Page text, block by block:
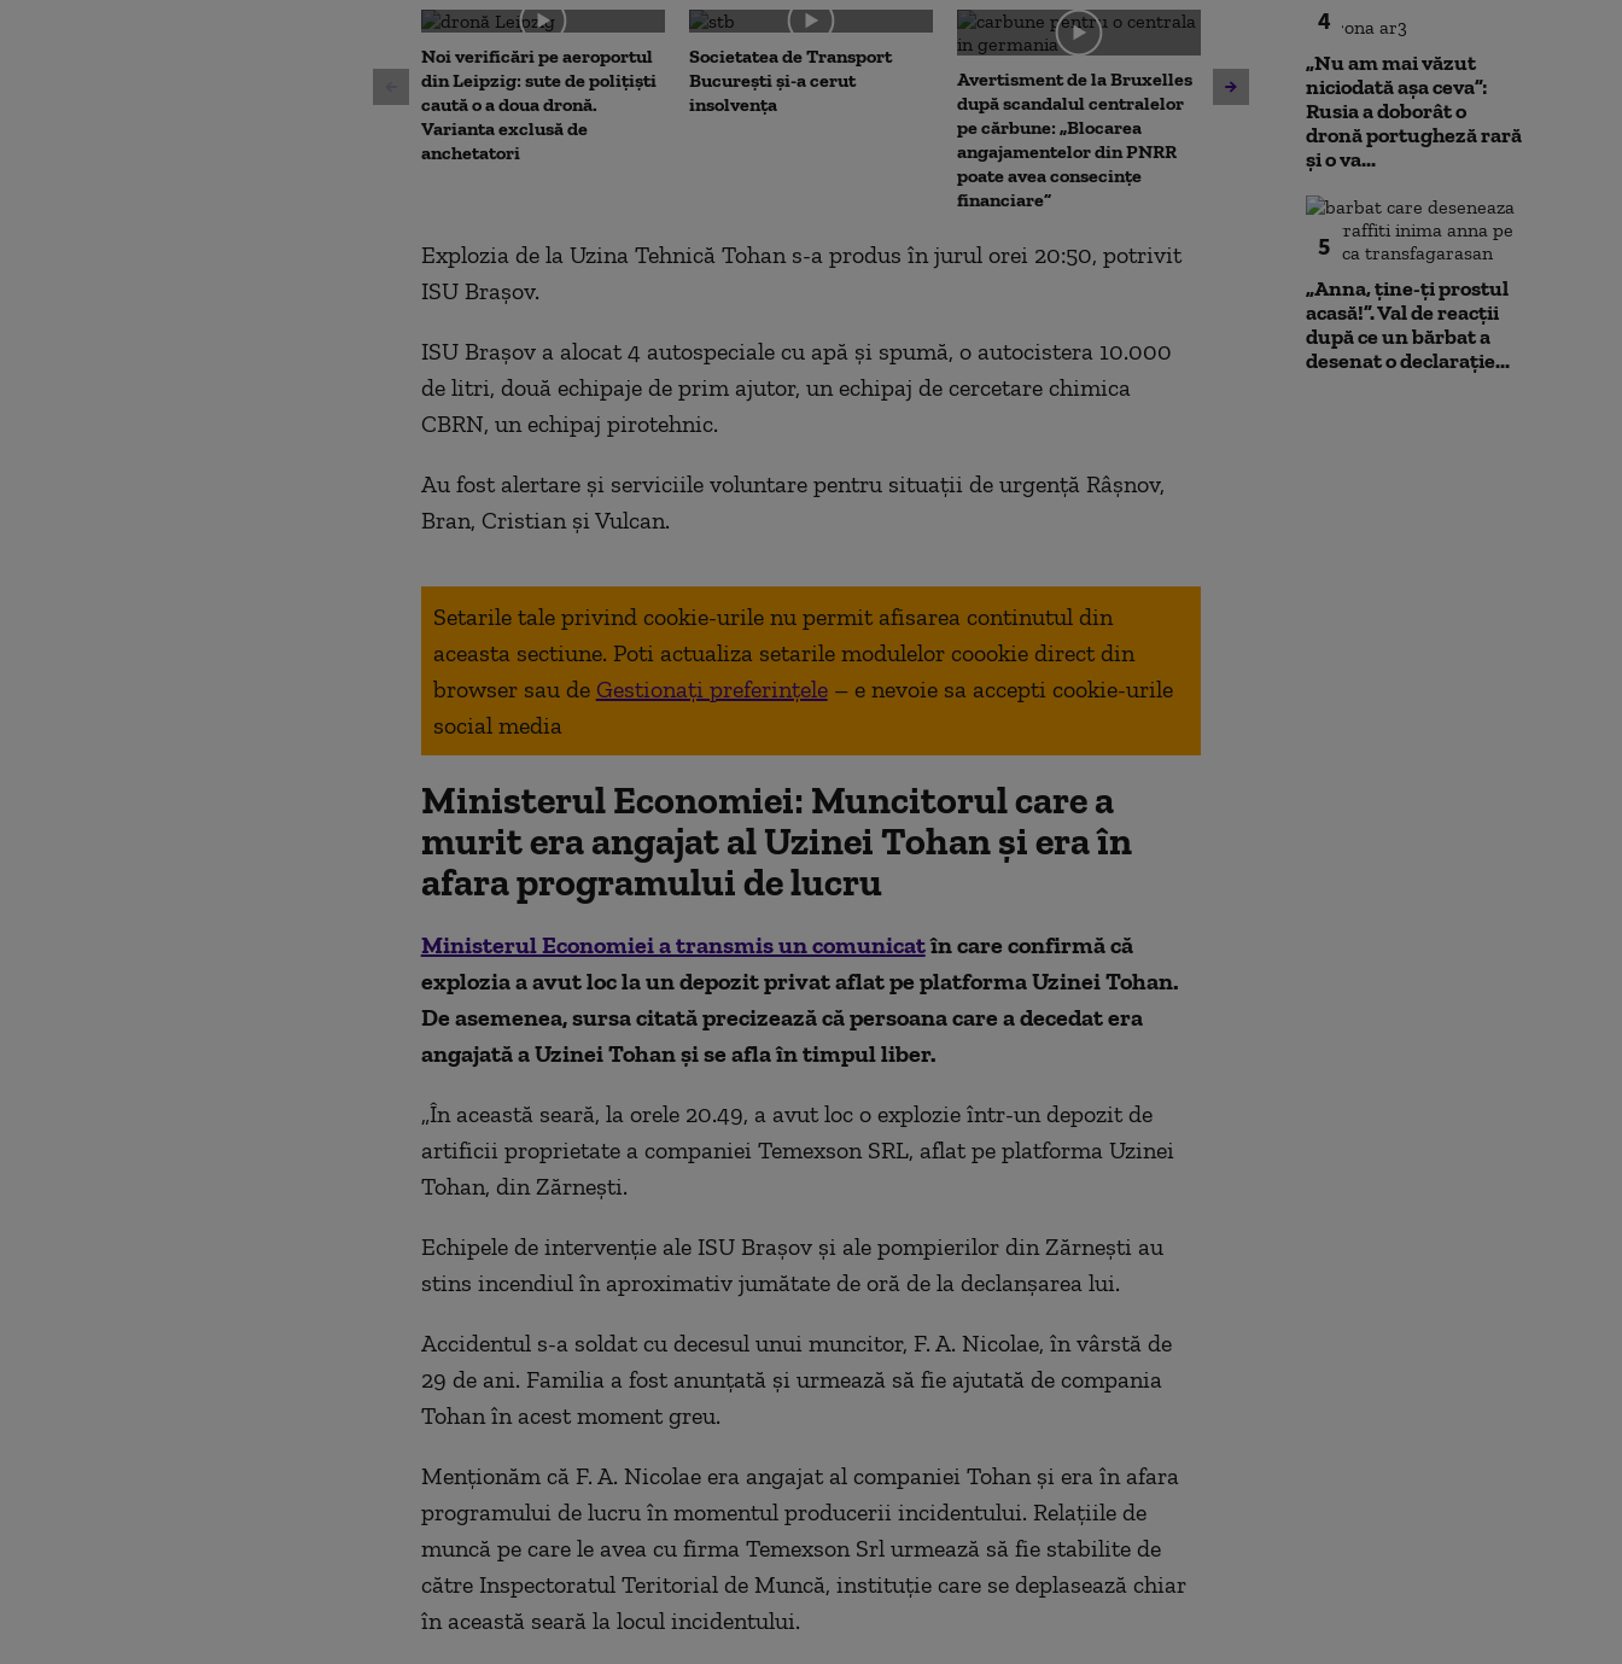
0
secondsVolume
90%
Noi verificări pe aeroportul
din Leipzig: sute de polițiști
caută o a doua dronă.
Varianta exclusă de
anchetatori
Societatea de Transport
București și-a cerut
insolvența
Avertisment de la Bruxelles
după scandalul centralelor
pe cărbune: „Blocarea
angajamentelor din PNRR
poate avea consecințe
financiare”
Noua lege a integrității
deschide calea spre
parteneriatul civil. ACCEPT:
Nu poți impune obligații
fără să oferi și drepturi
ar putea fi
Dunărea
Explozia de la Uzina Tehnică Tohan s-a produs în jurul orei 20:50, potrivit
ISU Brașov.
ISU Brașov a alocat 4 autospeciale cu apă și spumă, o autocistera 10.000
de litri, două echipaje de prim ajutor, un echipaj de cercetare chimica
CBRN, un echipaj pirotehnic.
Au fost alertare și serviciile voluntare pentru situații de urgență Râșnov,
Bran, Cristian și Vulcan.
Setarile tale privind cookie-urile nu permit afisarea continutul din
aceasta sectiune. Poti actualiza setarile modulelor coookie direct din
browser sau de Gestionați preferințele – e nevoie sa accepti cookie-urile
social media
Ministerul Economiei: Muncitorul care a
murit era angajat al Uzinei Tohan și era în
afara programului de lucru
Ministerul Economiei a transmis un comunicatîn care confirmă că
explozia a avut loc la un depozit privat aflat pe platforma Uzinei Tohan.
De asemenea, sursa citată precizează că persoana care a decedat era
angajată a Uzinei Tohan și se afla în timpul liber.
„În această seară, la orele 20.49, a avut loc o explozie într-un depozit de
artificii proprietate a companiei Temexson SRL, aflat pe platforma Uzinei
Tohan, din Zărnești.
Echipele de intervenție ale ISU Brașov și ale pompierilor din Zărnești au
stins incendiul în aproximativ jumătate de oră de la declanșarea lui.
Accidentul s-a soldat cu decesul unui muncitor, F. A. Nicolae, în vârstă de
29 de ani. Familia a fost anunțată și urmează să fie ajutată de compania
Tohan în acest moment greu.
Menționăm că F. A. Nicolae era angajat al companiei Tohan și era în afara
programului de lucru în momentul producerii incidentului. Relațiile de
muncă pe care le avea cu firma Temexson Srl urmează să fie stabilite de
către Inspectoratul Teritorial de Muncă, instituție care se deplasează chiar
în această seară la locul incidentului.
4
„Nu am mai văzut
niciodată așa ceva”:
Rusia a doborât o
dronă portugheză rară
și o va...
5
„Anna, ţine-ţi prostul
acasă!”. Val de reacții
după ce un bărbat a
desenat o declarație...